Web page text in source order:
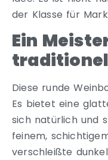
der Klasse für
Ein
Diese runde
Es bietet eine
sich natürlich und
feinem,
verschleißte